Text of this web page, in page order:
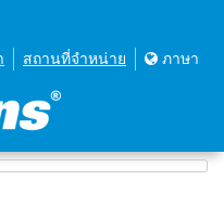
สถานที่จําหน่าย ภาษา